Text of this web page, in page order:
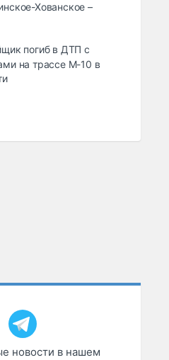
Хованское –
погиб в ДТП с
на трассе М-10 в
новости в нашем